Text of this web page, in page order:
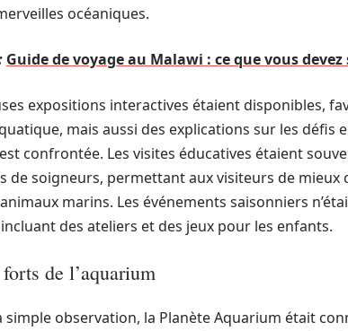
océaniques.
Guide de voyage au Malawi : ce que vous
expositions interactives étaient disponibles,
mais aussi des explications sur les défis
confrontée. Les visites éducatives étaient
de soigneurs, permettant aux visiteurs de
marins. Les événements saisonniers
des ateliers et des jeux pour les enfants.
de l’aquarium
simple observation, la Planète Aquarium était